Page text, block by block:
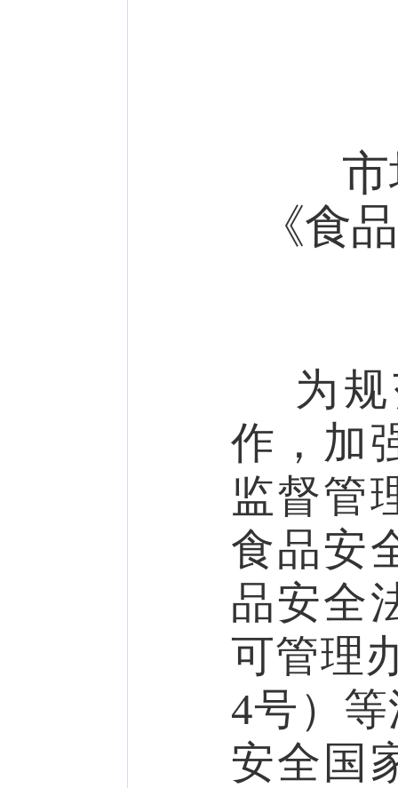
《食
为规
作，加
监督管
食品安
品安全
可管理
4号 ）
安全国